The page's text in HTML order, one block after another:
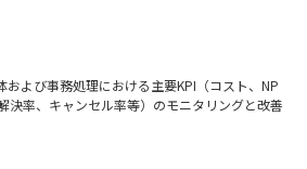
グループ：御取引先様との各種ドキュメント
グループ：お客様相談電話・メールの対応・管
ムとの連動を含む）
等を利用の上、英語を学習することができま
ル
および事務処理における主要KPI（コスト、NP
決率、キャンセル率等）のモニタリングと改善
返信機能を活用した、抜本的な業務フロー構築